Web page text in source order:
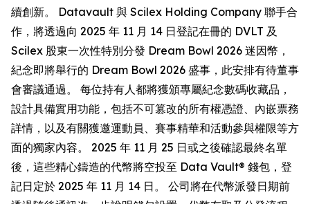
續創新。 Datavault 與 Scilex Holding Company 聯手合
作，將透過向 2025 年 11 月 14 日登記在冊的 DVLT 及
Scilex 股東一次性特別分發 Dream Bowl 2026 迷因幣，
紀念即將舉行的 Dream Bowl 2026 盛事，此安排有待董事
會審議通過。 每位持有人都將獲頒專屬紀念數碼收藏品，
設計具備實用功能，包括不可篡改的所有權憑證、內嵌票務
詳情，以及有關獲邀運動員、賽事精華和活動參與權限等方
面的獨家內容。 2025 年 11 月 25 日或之後確認最終名單
後，這些精心鑄造的代幣將空投至 Data Vault® 錢包，登
記日定於 2025 年 11 月 14 日。 公司將在代幣派發日期前